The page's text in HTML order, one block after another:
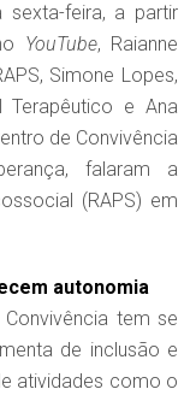
sexta-feira, a partir
YouTube, Raianne
Simone Lopes,
Terapêutico e Ana
de Convivência
falaram a
(RAPS) em
autonomia
tem se
de inclusão e
atividades como o